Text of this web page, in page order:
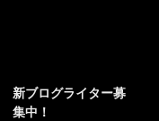
新ブログライター募
集中！